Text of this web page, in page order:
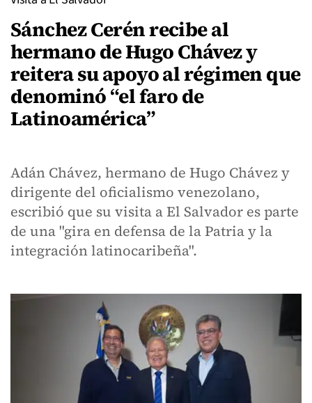
Sánchez Cerén recibe al
hermano de Hugo Chávez y
reitera su apoyo al régimen que
denominó “el faro de
Latinoamérica”
Adán Chávez, hermano de Hugo Chávez y
dirigente del oficialismo venezolano,
escribió que su visita a El Salvador es parte
de una "gira en defensa de la Patria y la
integración latinocaribeña".